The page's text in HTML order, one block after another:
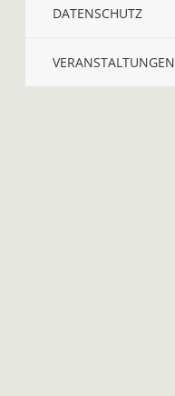
DATENSCHUTZ
VERANSTALTUNGEN